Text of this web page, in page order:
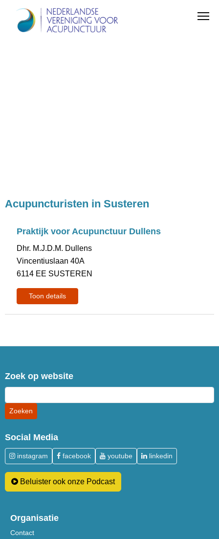
Acupuncturisten in Susteren
Praktijk voor Acupunctuur Dullens
Dhr. M.J.D.M. Dullens
Vincentiuslaan 40A
6114 EE SUSTEREN
Toon details
Zoek op website
Social Media
instagram facebook youtube linkedin
Beluister ook onze Podcast
Organisatie
Contact